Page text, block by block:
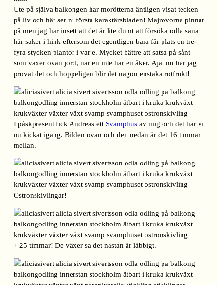
Ute på själva balkongen har morötterna äntligen visat tecken
på liv och här ser ni första karaktärsbladen! Majrovorna pinnar
på men jag har insett att det är lite dumt att försöka odla såna
här saker i hink eftersom det egentligen bara får plats en tre-
fyra stycken plantor i varje. Mycket bättre att satsa på sånt
som växer ovan jord, när en inte har en åker. Aja, nu har jag
provat det och hoppeligen blir det någon enstaka rotfrukt!
I påskpresent fick Andreas ett Svamphus av mig och det har vi
nu kickat igång. Bilden ovan och den nedan är det 16 timmar
mellan.
Ostronskivlingar!
+ 25 timmar! De växer så det nästan är läbbigt.